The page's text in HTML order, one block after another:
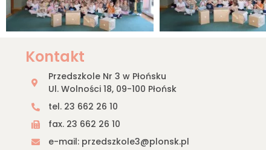
Kontakt
Przedszkole Nr 3 w Płońsku
Ul. Wolności 18, 09-100 Płońsk
tel. 23 662 26 10
fax. 23 662 26 10
e-mail: przedszkole3@plonsk.pl